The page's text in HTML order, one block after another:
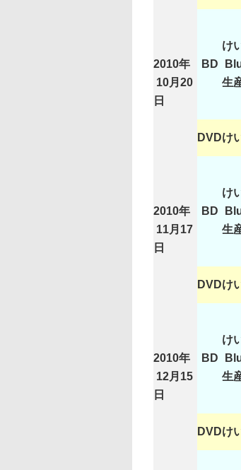
2010年
10月20
日
BD
け
生
DVDけ
2010年
11月17
日
BD
け
生
DVDけ
2010年
12月15
日
BD
け
生
DVDけ